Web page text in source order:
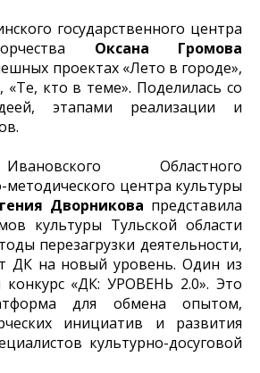
государственного центра
Оксана Громова
проектах «Лето в городе»,
«Те, кто в теме». Поделилась со
этапами реализации и
Областного
центра культуры
Дворникова представила
культуры Тульской области
перезагрузки деятельности,
ДК на новый уровень. Один из
конкурс «ДК: УРОВЕНЬ 2.0». Это
для обмена опытом,
инициатив и развития
культурно-досуговой